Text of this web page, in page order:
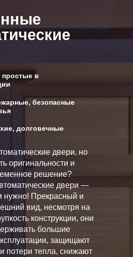
в
двери, но
оригинальности и
решение?
двери —
нужно! Прекрасный и
вид, несмотря на
конструкции, они
большие
защищают
потери тепла, снижают
безопасные
долговечные